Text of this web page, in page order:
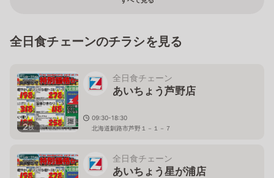
全日食チェーンのチラシを見る
2枚
全日食チェーン
あいちょう芦野店
09:30-18:30
北海道釧路市芦野１－１－７
全日食チェーン
あいちょう星が浦店